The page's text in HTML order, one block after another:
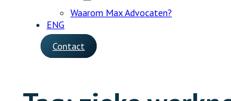
Waarom Max Advocaten?
ENG
Contact